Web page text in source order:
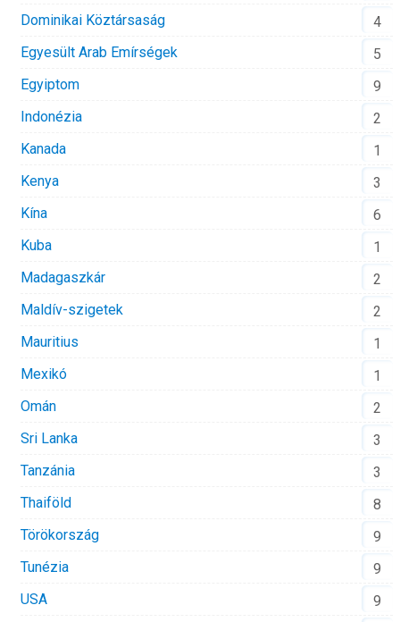
Dominikai Köztársaság
4
Egyesült Arab Emírségek
5
Egyiptom
9
Indonézia
2
Kanada
1
Kenya
3
Kína
6
Kuba
1
Madagaszkár
2
Maldív-szigetek
2
Mauritius
1
Mexikó
1
Omán
2
Sri Lanka
3
Tanzánia
3
Thaiföld
8
Törökország
9
Tunézia
9
USA
9